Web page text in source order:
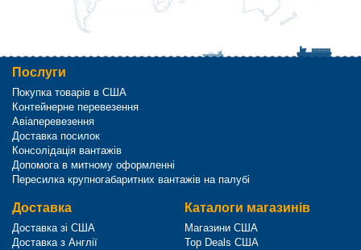
Послуги
Покупка товарів в США
Контейнерне перевезення
Авіаперевезення
Доставка посилок
Консолідація вантажів
Допомога в митному оформленні
Пересилка крупногабаритних вантажів на палубі
Доставка
Доставка зі США
Доставка з Англії
Каталоги магазинів
Магазини США
Top Deals США